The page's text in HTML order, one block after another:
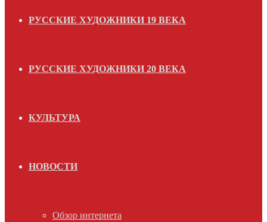
РУССКИЕ ХУДОЖНИКИ 19 ВЕКА
РУССКИЕ ХУДОЖНИКИ 20 ВЕКА
КУЛЬТУРА
НОВОСТИ
Обзор интернета